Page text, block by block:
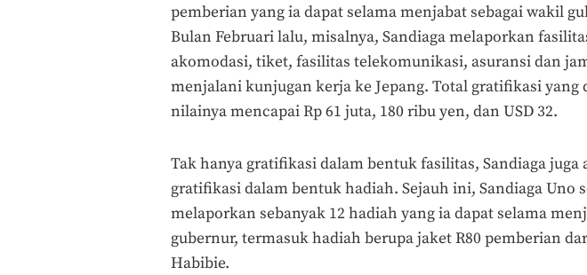
pemberian yang ia dapat selama menjabat sebagai wakil
Bulan Februari lalu, misalnya, Sandiaga melaporkan
akomodasi, tiket, fasilitas telekomunikasi, asuransi dan
menjalani kunjugan kerja ke Jepang. Total gratifikasi
nilainya mencapai Rp 61 juta, 180 ribu yen, dan USD 32.
Tak hanya gratifikasi dalam bentuk fasilitas, Sandiaga
gratifikasi dalam bentuk hadiah. Sejauh ini, Sandiaga Uno
melaporkan sebanyak 12 hadiah yang ia dapat selama
gubernur, termasuk hadiah berupa jaket R80 pemberian
Habibie.